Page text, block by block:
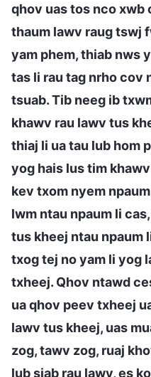
qhov uas tos nco xwb
thaum lawv raug tswj
yam phem, thiab nws
tas li rau tag nrho cov
tsuab. Tib neeg ib
khawv rau lawv tus
thiaj li ua tau lub hom
yog hais lus tim
kev txom nyem
lwm ntau npaum li
tus kheej ntau npaum
txog tej no yam li yog
txheej. Qhov ntawd
ua qhov peev txheej
lawv tus kheej, uas
zog, tawv zog, ruaj
lub siab rau lawv, es